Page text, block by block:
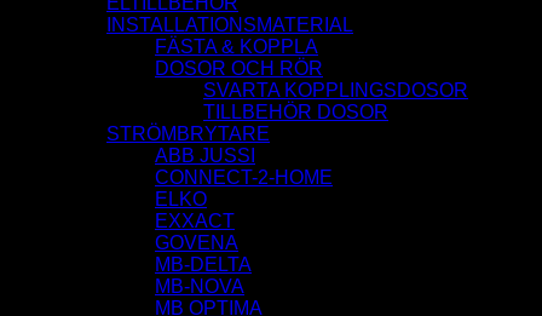
INSTALLATIONSMATERIAL
FÄSTA & KOPPLA
DOSOR OCH RÖR
SVARTA KOPPLINGSDOSOR
TILLBEHÖR DOSOR
STRÖMBRYTARE
ABB JUSSI
CONNECT-2-HOME
ELKO
EXXACT
GOVENA
MB-DELTA
MB-NOVA
MB OPTIMA